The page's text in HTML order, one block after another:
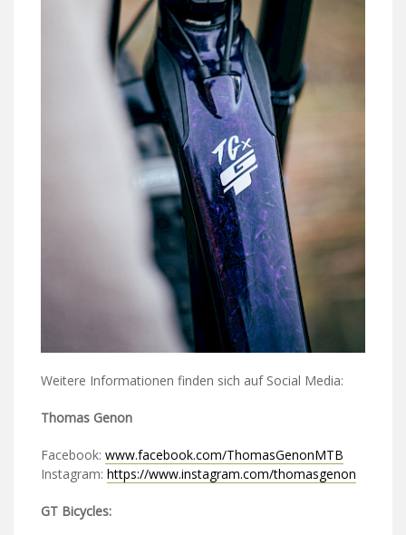
Weitere Informationen finden sich auf Social Media:
Thomas Genon
Facebook: www.facebook.com/ThomasGenonMTB
Instagram: https://www.instagram.com/thomasgenon
GT Bicycles: